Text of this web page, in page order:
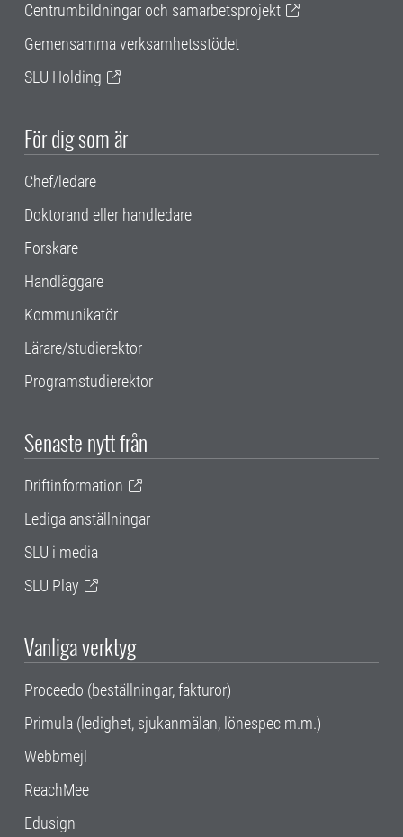
Centrumbildningar och samarbetsprojekt
Gemensamma verksamhetsstödet
SLU Holding
För dig som är
Chef/ledare
Doktorand eller handledare
Forskare
Handläggare
Kommunikatör
Lärare/studierektor
Programstudierektor
Senaste nytt från
Driftinformation
Lediga anställningar
SLU i media
SLU Play
Vanliga verktyg
Proceedo (beställningar, fakturor)
Primula (ledighet, sjukanmälan, lönespec m.m.)
Webbmejl
ReachMee
Edusign